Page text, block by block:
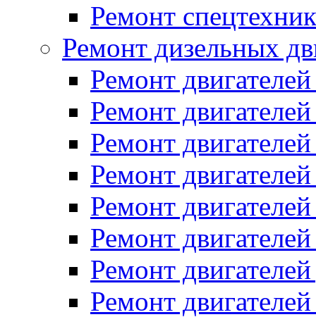
Ремонт
Ремонт дизельных
Ремонт
Ремонт
Ремонт
Ремонт
Ремонт
Ремонт
Ремонт
Ремонт